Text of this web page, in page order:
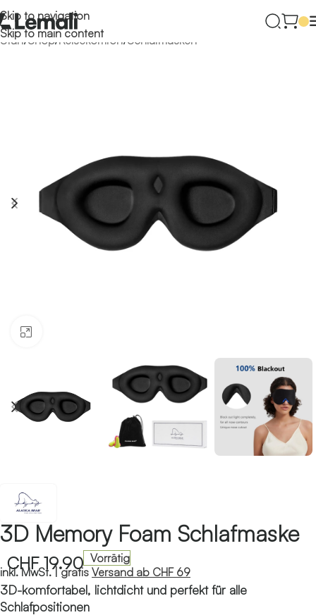
Skip to navigation
Skip to main content
Start/Shop/Reisekomfort/Schlafmasken
3D Memory Foam Schlafmaske
CHF19.90 Vorrätig
inkl. MwSt. |gratis Versand ab CHF 69
3D-komfortabel, lichtdicht und perfekt für alle
Schlafpositionen